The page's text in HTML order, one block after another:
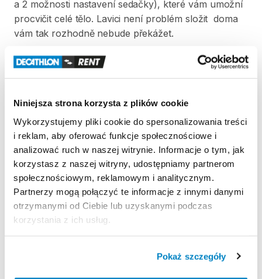
Niniejsza strona korzysta z plików cookie
Wykorzystujemy pliki cookie do spersonalizowania treści
i reklam, aby oferować funkcje społecznościowe i
analizować ruch w naszej witrynie. Informacje o tym, jak
korzystasz z naszej witryny, udostępniamy partnerom
społecznościowym, reklamowym i analitycznym.
Partnerzy mogą połączyć te informacje z innymi danymi
otrzymanymi od Ciebie lub uzyskanymi podczas
korzystania z ich usług.
Pokaż szczegóły
a 2 možnosti nastavení sedačky)​​​​​​​,​ které vám umožní
procvičit celé tělo. Lavici není problém složit doma
vám tak rozhodně nebude překážet.
V ceně vypůjčky lavice činky a
20kg závaží v 8 kotoučích.
Minimální doba půjčky je 30 dní. Lavici zapůjčujeme
nesloženou v původním balení.
Strona produktu w sklepie
Zasady wypożyczenia
REGULAMIN